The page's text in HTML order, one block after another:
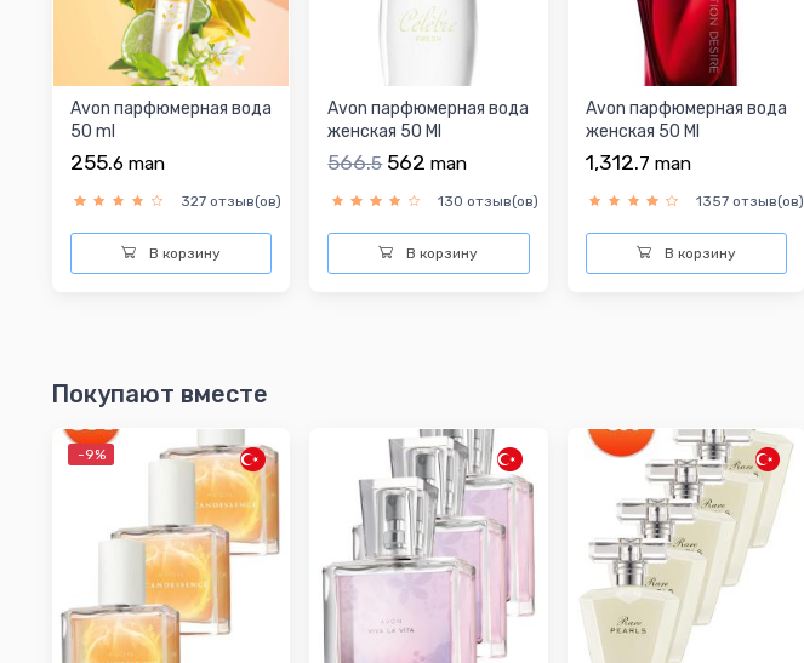
Avon парфюмерная вода
50 ml
255.6 man
327 отзыв(ов)
В корзину
Avon парфюмерная вода
женская 50 Ml
566.5 562man
130 отзыв(ов)
В корзину
Avon парфюмерная вода
женская 50 Ml
1,312.7 man
1357 отзыв(ов)
В корзину
Покупают вместе
-9%